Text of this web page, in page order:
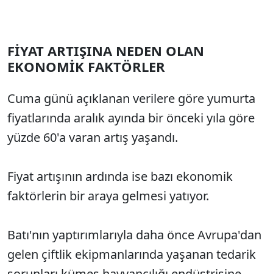
FİYAT ARTIŞINA NEDEN OLAN
EKONOMİK FAKTÖRLER
Cuma günü açıklanan verilere göre yumurta
fiyatlarında aralık ayında bir önceki yıla göre
yüzde 60'a varan artış yaşandı.
Fiyat artışının ardında ise bazı ekonomik
faktörlerin bir araya gelmesi yatıyor.
Batı'nın yaptırımlarıyla daha önce Avrupa'dan
gelen çiftlik ekipmanlarında yaşanan tedarik